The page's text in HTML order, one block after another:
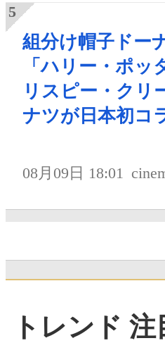
組分け帽子ドー
「ハリー・ポッ
リスピー・クリ
ナツが日本初コ
08月09日 18:01
トレンド